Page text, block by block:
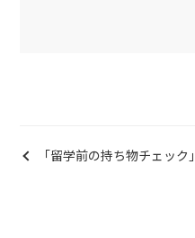
「留学前の持ち物チェック